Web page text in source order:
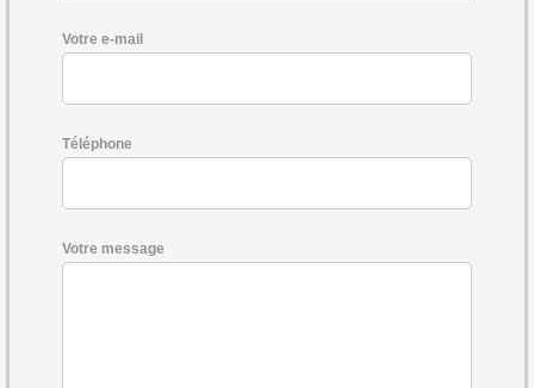
Votre e-mail
Téléphone
Votre message